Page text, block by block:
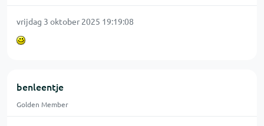
vrijdag 3 oktober 2025 19:19:08
benleentje
Golden Member